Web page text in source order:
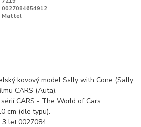
0027084654912
Mattel
kovový model Sally with Cone (Sally
CARS (Auta).
CARS - The World of Cars.
cm (dle typu).
3 let.0027084